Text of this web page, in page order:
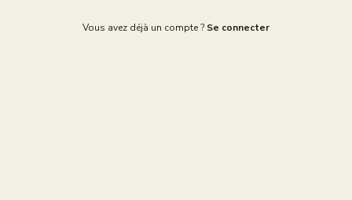
Vous avez déjà un compte ? Se connecter